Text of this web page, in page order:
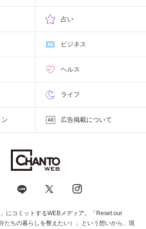
占い
ビジネス
ヘルス
ライフ
広告掲載について
にコミットするWEBメディア。「Reset our
たちの暮らしを整えたい）」という想いから、現